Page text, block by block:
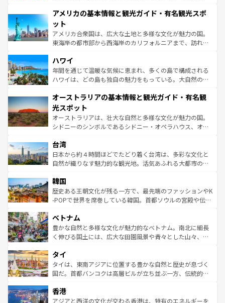
ンツ一覧を参照してほしい。
の建物がそのまま残る町や、スイスならではのユニークな
博物館もあり、アルプス観光だけでなく町歩きも満喫する
ことができる。国民の所得が高いため物価も高いが、旅行
者向けの交通パス提供のサービスもあり、うまく活用すれ
着のスイス情報は
アメリカの基本情報と観光ガイド・有名観光スポ
ット
アメリカ合衆国は、広大な土地と多様な文化が魅力の国。
東海岸の都市部から西海岸のカリフォルニアまで、訪れる
のような巨大都市は、観光、ショッピング、エンターテイ
ンメントが詰まった刺激的なスポットだ。一方、アメリカ
西部には大自然が広がり、グランドキャニオンやイエロー
部のニューオーリンズでは、音楽と美食が融合した独特の
文化が魅力。旅行者はアメリカの各地域で異なる魅力を楽
しみながら、その多様性と豊かな歴史を感じることができ
るだろう。車でのロードトリップや列車の旅も、アメリカ
情報は
ハワイ
年間を通じて温暖な気候に恵まれ、多くの島で構成される
ハワイは、どの島も独自の魅力をもっている。大自然の神
ワイ島は見逃せない。また、定番の観光地といえばオアフ
島だが、静かな自然を求めるならマウイ島やカウアイ島が
おすすめ。エメラルドグリーンに輝く海をはじめ、豊かな
文化や歴史が息づいている。「アロハスピリット」と呼ば
人々、おいしいローカルフードやハワイアンミュージッ
ク、伝統的なフラダンスなど、すべてがハワイの魅力を彩
っている。訪れるたびに新しい発見と感動が待っているハ
はコンテンツ一覧
オーストラリアの基本情報と観光ガイド・有名観
光スポット
オーストラリアは、壮大な自然と多様な文化が魅力の国。
シドニーのシンボルであるシドニー・オペラハウス、オー
リアリーフや大陸中央部にそびえるウルル（エアーズロッ
ク）、タスマニアの美しい原生林やケアンズの熱帯雨林な
ど、見どころがたくさん。また、カフェやワイン、オージ
いる。アクティビティも充実しており、サーフィンやダイ
ビング、ハイキングなど、アウトドア好きにはたまらな
い。オーストラリアの多彩な魅力を存分に味わいつくそ
参照してほしい。
台湾
日本から約４時間ほどでたどり着く台湾は、多彩な文化と
自然が織りなす魅力的な観光地。活気あふれる大都市の台
ン）、静ひつな山岳地帯である台湾東部など、都市の喧騒
と山間の静けさが共存しており、訪れる人に新しい発見と
驚きをもたらしてくれる。また、奥深い台湾の食文化も魅
容にもいいと評判のスイーツなど、バラエティ豊かな料理
が味わえる。 なお、新着の台湾情報は コンテンツ一覧を参
照してほしい。
韓国
歴史ある王朝文化が残る一方で、最先端のファッションやK
-POPで世界を席巻している韓国。首都ソウルの宮殿や伝統
き、地方に足を延ばせば四季折々の自然美を楽しむことが
できる。そして、キムチや焼肉、絶品のストリートフード
まで、さまざまな韓国料理が待っている。夜には、韓国な
リティに包まれながら、韓国の多彩な魅力を心ゆくまで味
わってみてほしい。 なお、新着の韓国情報はコンテンツ一
覧を参照してほしい。
ベトナム
豊かな自然と多様な文化が魅力的なベトナム。南北に細長
く伸びる国土には、広大な田園風景や青々とした山々、世
急速な発展と共に伝統が息づく。ハノイの古い町並みやホ
ーチミン市のフランス統治時代の建物も、独特の雰囲気を
醸し出している。また、バラエティの豊かさとおいしさで
とつ。フォーやバインミー、ベトナムコーヒーなどは、ぜ
ひ現地で味わいたい。どの地域を訪れてもあたたかい人々
タイ
タイは、東南アジアに位置する豊かな自然と歴史が息づく
国だ。首都バンコクは高層ビルが立ち並ぶ一方、伝統的な
の活気が交差している。北部ではチェンマイなどの山岳地
帯で自然と触れ合い、南部ではプーケットやクラビの美し
香港
アジアと西洋の文化が交わる香港は、特有のエネルギーを